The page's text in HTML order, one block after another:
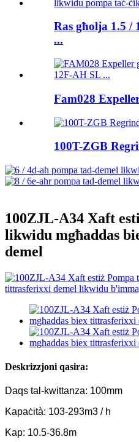
Ras għolja 1.5 /
...
Fam028
100T-ZGB
100ZJL-A34 Xaft
likwidu mgħaddas
demel
Deskrizzjoni qasira:
Daqs tal-kwittanza: 100mm
Kapaċità: 103-293m3 / h
Kap: 10.5-36.8m